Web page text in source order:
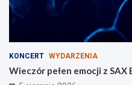
KONCERT WYDARZENIA
Wieczór pełen emocji z SAX